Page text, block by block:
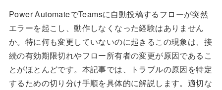
Power AutomateでTeamsに自動投稿するフローが突然
エラーを起こし、動作しなくなった経験はありません
か。特に何も変更していないのに起きるこの現象は、接
続の有効期限切れやフロー所有者の変更が原因であるこ
とがほとんどです。本記事では、トラブルの原因を特定
するための切り分け手順を具体的に解説します。適切な